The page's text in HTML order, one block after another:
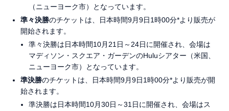
（ニューヨーク市）となっています。
準々決勝のチケットは、日本時間9月9日1時00分*より販売が
開始されます。
準々決勝は日本時間10月21日～24日に開催され、会場は
マディソン・スクエア・ガーデンのHuluシアター（米国、
ニューヨーク市）となっています。
準決勝のチケットは、日本時間9月9日1時00分*より販売が開
始されます。
準決勝は日本時間10月30日～31日に開催され、会場はス